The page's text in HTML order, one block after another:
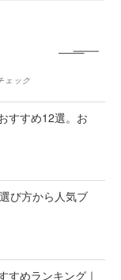
ェック
すすめ12選。お
び方から人気ブ
すめランキング｜